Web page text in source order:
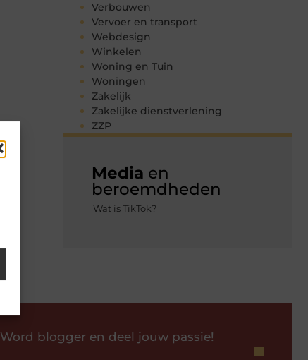
Verbouwen
Vervoer en transport
Webdesign
Winkelen
Woning en Tuin
Woningen
Zakelijk
Zakelijke dienstverlening
ZZP
Media en
beroemdheden
Wat is TikTok?
Word blogger en deel jouw passie!